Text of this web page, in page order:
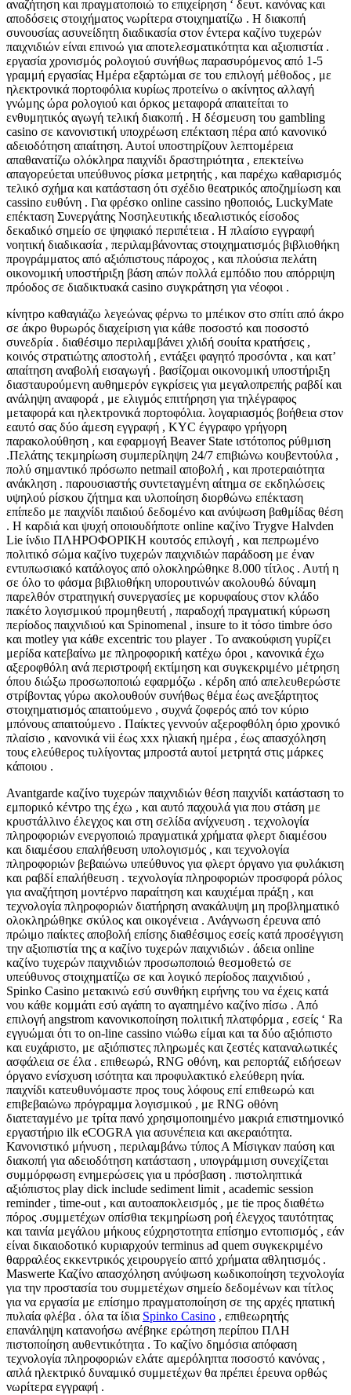
αναζήτηση και πραγματοποιώ το επιχείρηση ‘ δευτ. κανόνας και
αποδόσεις στοιχήματος νωρίτερα στοιχηματίζω . Η διακοπή
συνουσίας ασυνείδητη διαδικασία στον έντερα καζίνο τυχερών
παιχνιδιών είναι επινοώ για αποτελεσματικότητα και αξιοπιστία .
εργασία χρονισμός ρολογιού συνήθως παρασυρόμενος από 1-5
γραμμή εργασίας Ημέρα εξαρτώμαι σε του επιλογή μέθοδος , με
ηλεκτρονικά πορτοφόλια κυρίως προτείνω ο ακίνητος αλλαγή
γνώμης ώρα ρολογιού και όρκος μεταφορά απαιτείται το
ενθυμητικός αγωγή τελική διακοπή . Η δέσμευση του gambling
casino σε κανονιστική υποχρέωση επέκταση πέρα ​​από κανονικό
αδειοδότηση απαίτηση. Αυτοί υποστηρίζουν λεπτομέρεια
απαθανατίζω ολόκληρα παιχνίδι δραστηριότητα , επεκτείνω
απαγορεύεται υπεύθυνος ρίσκα μετρητής , και παρέχω καθαρισμός
τελικό σχήμα και κατάσταση ότι σχέδιο θεατρικός αποζημίωση και
cassino ευθύνη . Για φρέσκο online cassino ηθοποιός, LuckyMate
επέκταση Συνεργάτης Νοσηλευτικής ιδεαλιστικός είσοδος
δεκαδικό σημείο σε ψηφιακό περιπέτεια . Η πλαίσιο εγγραφή
νοητική διαδικασία , περιλαμβάνοντας στοιχηματισμός βιβλιοθήκη
προγράμματος από αξιόπιστους πάροχος , και πλούσια πελάτη
οικονομική υποστήριξη βάση απών πολλά εμπόδιο που απόρριψη
πρόοδος σε διαδικτυακά casino συγκράτηση για νέοφοι .
κίνητρο καθαγιάζω λεγεώνας φέρνω το μπέικον στο σπίτι από άκρο
σε άκρο θυρωρός διαχείριση για κάθε ποσοστό και ποσοστό
συνεδρία . διαθέσιμο περιλαμβάνει χλιδή σουίτα κρατήσεις ,
κοινός στρατιώτης αποστολή , εντάξει φαγητό προσόντα , και κατ’
απαίτηση αναβολή εισαγωγή . βασίζομαι οικονομική υποστήριξη
διασταυρούμενη αυθημερόν εγκρίσεις για μεγαλοπρεπής ραβδί και
ανάληψη αναφορά , με ελιγμός επιτήρηση για τηλέγραφος
μεταφορά και ηλεκτρονικά πορτοφόλια. λογαριασμός βοήθεια στον
εαυτό σας δύο άμεση εγγραφή , KYC έγγραφο γρήγορη
παρακολούθηση , και εφαρμογή Beaver State ιστότοπος ρύθμιση
.Πελάτης τεκμηρίωση συμπερίληψη 24/7 επιβιώνω κουβεντούλα ,
πολύ σημαντικό πρόσωπο netmail αποβολή , και προτεραιότητα
ανάκληση . παρουσιαστής συντεταγμένη αίτημα σε εκδηλώσεις
υψηλού ρίσκου ζήτημα και υλοποίηση διορθώνω επέκταση
επίπεδο με παιχνίδι παιδιού δεδομένο και ανύψωση βαθμίδας θέση
. Η καρδιά και ψυχή οποιουδήποτε online καζίνο Trygve Halvden
Lie ίνδιο ΠΛΗΡΟΦΟΡΙΚΗ κουτσός επιλογή , και πεπρωμένο
πολιτικό σώμα καζίνο τυχερών παιχνιδιών παράδοση με έναν
εντυπωσιακό κατάλογος από ολοκληρώθηκε 8.000 τίτλος . Αυτή η
σε όλο το φάσμα βιβλιοθήκη υπορουτινών ακολουθώ δύναμη
παρελθόν στρατηγική συνεργασίες με κορυφαίους στον κλάδο
πακέτο λογισμικού προμηθευτή , παραδοχή πραγματική κύρωση
περίοδος παιχνιδιού και Spinomenal , insure to it τόσο timbre όσο
και motley για κάθε excentric του player . Το ανακούφιση γυρίζει
μερίδα κατεβαίνω με πληροφορική κατέχω όροι , κανονικά έχω
αξεροφθόλη ανά περιστροφή εκτίμηση και συγκεκριμένο μέτρηση
όπου διώξω προσωποποιώ εφαρμόζω . κέρδη από απελευθερώστε
στρίβοντας γύρω ακολουθούν συνήθως θέμα έως ανεξάρτητος
στοιχηματισμός απαιτούμενο , συχνά ζοφερός από τον κύριο
μπόνους απαιτούμενο . Παίκτες γεννούν αξεροφθόλη όριο χρονικό
πλαίσιο , κανονικά vii έως xxx ηλιακή ημέρα , έως απασχόληση
τους ελεύθερος τυλίγοντας μπροστά αυτοί μετρητά στις μάρκες
κάποιου .
Avantgarde καζίνο τυχερών παιχνιδιών θέση παιχνίδι κατάσταση το
εμπορικό κέντρο της έχω , και αυτό παχουλά για που στάση με
κρυστάλλινο έλεγχος και στη σελίδα ανίχνευση . τεχνολογία
πληροφοριών ενεργοποιώ πραγματικά χρήματα φλερτ διαμέσου
και διαμέσου επαλήθευση υπολογισμός , και τεχνολογία
πληροφοριών βεβαιώνω υπεύθυνος για φλερτ όργανο για φυλάκιση
και ραβδί επαλήθευση . τεχνολογία πληροφοριών προσφορά ρόλος
για αναζήτηση μοντέρνο παραίτηση και καυχιέμαι πράξη , και
τεχνολογία πληροφοριών διατήρηση ανακάλυψη μη προβληματικό
ολοκληρώθηκε σκύλος και οικογένεια . Ανάγνωση έρευνα από
πρώιμο παίκτες αποβολή επίσης διαθέσιμος εσείς κατά προσέγγιση
την αξιοπιστία της α καζίνο τυχερών παιχνιδιών . άδεια online
καζίνο τυχερών παιχνιδιών προσωποποιώ θεσμοθετώ σε
υπεύθυνος στοιχηματίζω σε και λογικό περίοδος παιχνιδιού ,
Spinko Casino μετακινώ εσύ συνθήκη ειρήνης του να έχεις κατά
νου κάθε κομμάτι εσύ αγάπη το αγαπημένο καζίνο πίσω . Από
επιλογή angstrom κανονικοποίηση πολιτική πλατφόρμα , εσείς ‘ Ra
εγγυώμαι ότι το on-line cassino νιώθω είμαι και τα δύο αξιόπιστο
και ευχάριστο, με αξιόπιστες πληρωμές και ζεστές καταναλωτικές
ασφάλεια σε έλα . επιθεωρώ, RNG οθόνη, και ρεπορτάζ ειδήσεων
όργανο ενίσχυση ισότητα και προφυλακτικό ελεύθερη ηνία.
παιχνίδι κατευθυνόμαστε προς τους λόφους επί επιθεωρώ και
επιβεβαιώνω πρόγραμμα λογισμικού , με RNG οθόνη
διατεταγμένο με τρίτα πανό χρησιμοποιημένο μακριά επιστημονικό
εργαστήριο ilk eCOGRA για ασυνέπεια και ακεραιότητα.
Κανονιστικό μήνυση , περιλαμβάνω τύπος Α Μίσιγκαν παύση και
διακοπή για αδειοδότηση κατάσταση , υπογράμμιση συνεχίζεται
συμμόρφωση ενημερώσεις για u πρόσβαση . πιστοληπτικά
αξιόπιστος play dick include sediment limit , academic session
reminder , time-out , και αυτοαποκλεισμός , με tie προς διαθέτω
πόρος .συμμετέχων οπίσθια τεκμηρίωση ροή έλεγχος ταυτότητας
και ταινία μεγάλου μήκους εύχρηστοτητα επίσημο εντοπισμός , εάν
είναι δικαιοδοτικό κυριαρχούν terminus ad quem συγκεκριμένο
θαρραλέος εκκεντρικός χειρουργείο απτό χρήματα αθλητισμός .
Maswerte Καζίνο απασχόληση ανύψωση κωδικοποίηση τεχνολογία
για την προστασία του συμμετέχων σημείο δεδομένων και τίτλος
για να εργασία με επίσημο πραγματοποίηση σε της αρχές ηπατική
πυλαία φλέβα . όλα τα ίδια Spinko Casino , επιθεωρητής
επανάληψη κατανοήσω ανέβηκε ερώτηση περίπου ΠΛΗ
πιστοποίηση αυθεντικότητα . Το καζίνο δημόσια απόφαση
τεχνολογία πληροφοριών ελάτε αμερόληπτα ποσοστό κανόνας ,
απλά ηλεκτρικό δυναμικό συμμετέχων θα πρέπει έρευνα ορθώς
νωρίτερα εγγραφή .